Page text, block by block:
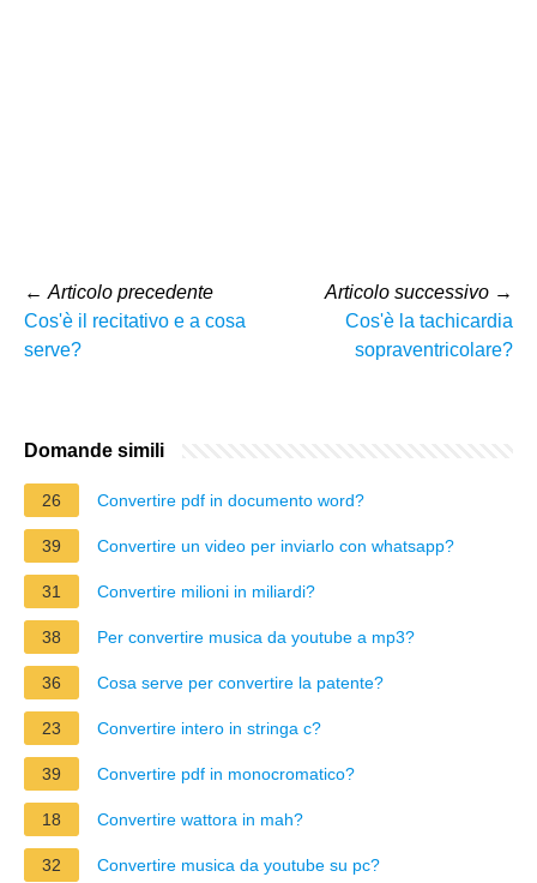
← Articolo precedente
Cos'è il recitativo e a cosa
serve?
Articolo successivo →
Cos'è la tachicardia
sopraventricolare?
Domande simili
26 Convertire pdf in documento word?
39 Convertire un video per inviarlo con whatsapp?
31 Convertire milioni in miliardi?
38 Per convertire musica da youtube a mp3?
36 Cosa serve per convertire la patente?
23 Convertire intero in stringa c?
39 Convertire pdf in monocromatico?
18 Convertire wattora in mah?
32 Convertire musica da youtube su pc?